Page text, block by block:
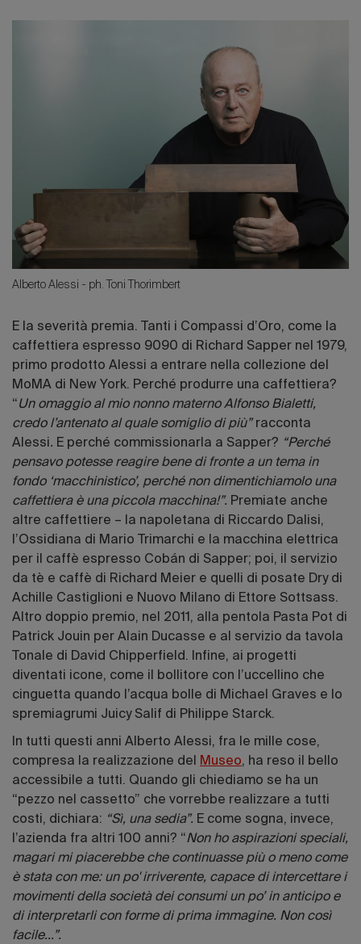
Alberto Alessi - ph. Toni Thorimbert
E la severità premia. Tanti i Compassi d’Oro, come la
caffettiera espresso 9090 di Richard Sapper nel 1979,
primo prodotto Alessi a entrare nella collezione del
MoMA di New York. Perché produrre una caffettiera?
“Un omaggio al mio nonno materno Alfonso Bialetti,
credo l’antenato al quale somiglio di più” racconta
Alessi. E perché commissionarla a Sapper? “Perché
pensavo potesse reagire bene di fronte a un tema in
fondo ‘macchinistico’, perché non dimentichiamolo una
caffettiera è una piccola macchina!”. Premiate anche
altre caffettiere – la napoletana di Riccardo Dalisi,
l’Ossidiana di Mario Trimarchi e la macchina elettrica
per il caffè espresso Cobán di Sapper; poi, il servizio
da tè e caffè di Richard Meier e quelli di posate Dry di
Achille Castiglioni e Nuovo Milano di Ettore Sottsass.
Altro doppio premio, nel 2011, alla pentola Pasta Pot di
Patrick Jouin per Alain Ducasse e al servizio da tavola
Tonale di David Chipperfield. Infine, ai progetti
diventati icone, come il bollitore con l’uccellino che
cinguetta quando l’acqua bolle di Michael Graves e lo
spremiagrumi Juicy Salif di Philippe Starck.
In tutti questi anni Alberto Alessi, fra le mille cose,
compresa la realizzazione del
Museo, ha reso il bello
accessibile a tutti. Quando gli chiediamo se ha un
“pezzo nel cassetto” che vorrebbe realizzare a tutti
costi, dichiara: “Sì, una sedia”. E come sogna, invece,
l’azienda fra altri 100 anni? “Non ho aspirazioni speciali,
magari mi piacerebbe che continuasse più o meno come
è stata con me: un po' irriverente, capace di intercettare i
movimenti della società dei consumi un po’ in anticipo e
di interpretarli con forme di prima immagine. Non così
facile...”.